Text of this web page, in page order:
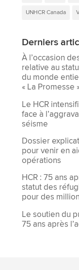
UNHCR Canada
Derniers
À l’occasion
relative au
du monde
« La Promesse
Le HCR
face à
séisme
Dossier
pour venir en
opérations
HCR : 75 ans
statut des
pour des
Le soutien du
75 ans après